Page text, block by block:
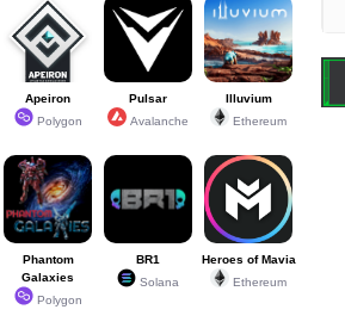
Apeiron
Polygon
Pulsar
Avalanche
Illuvium
Ethereum
Phantom
Galaxies
Polygon
BR1
Solana
Heroes of Mavia
Ethereum